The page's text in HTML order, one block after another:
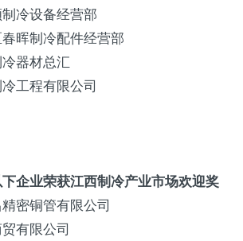
冷设备经营部
晖制冷配件经营部
器材总汇
工程有限公司
企业荣获江西制冷产业市场欢迎奖
密铜管有限公司
有限公司